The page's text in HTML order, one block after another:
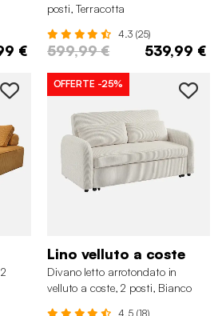
€
posti, Terracotta
4.3 (25)
599,99 € 539,99 €
OFFERTE -25%
Lino velluto a coste
Divano letto arrotondato in
velluto a coste, 2 posti, Bianco
4.5 (18)